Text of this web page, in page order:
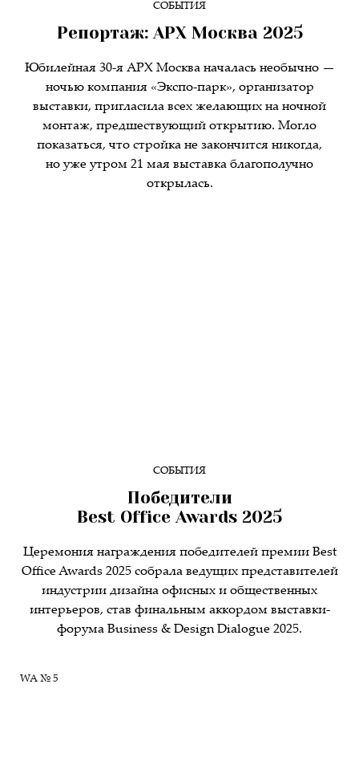
СОБЫТИЯ
Репортаж: АРХ Москва 2025
Юбилейная 30-я АРХ Москва началась необычно —
ночью компания «Экспо-парк», организатор
выставки, пригласила всех желающих на ночной
монтаж, предшествующий открытию. Могло
показаться, что стройка не закончится никогда,
но уже утром 21 мая выставка благополучно
открылась.
СОБЫТИЯ
Победители
Best Office Awards 2025
Церемония награждения победителей премии Best
Office Awards 2025 собрала ведущих представителей
индустрии дизайна офисных и общественных
интерьеров, став финальным аккордом выставки-
форума Business & Design Dialogue 2025.
WA № 5